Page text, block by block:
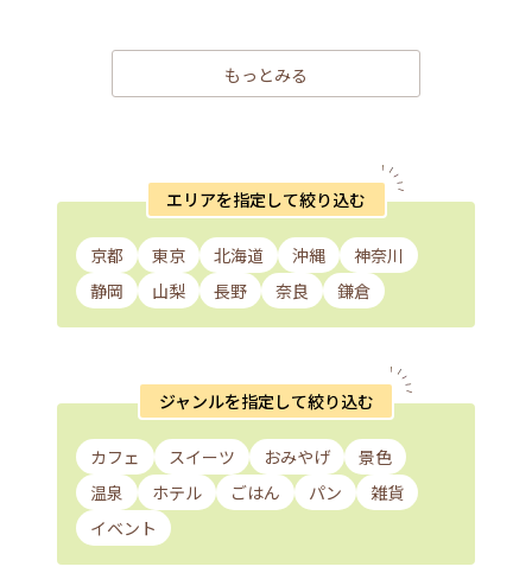
もっとみる
エリアを指定して絞り込む
京都 東京 北海道 沖縄
神奈川
静岡
山梨 長野 奈良 鎌倉
ジャンルを指定して絞り込む
カフェ スイーツ おみやげ
景色
温泉
ホテル ごはん パン
雑貨
イベント